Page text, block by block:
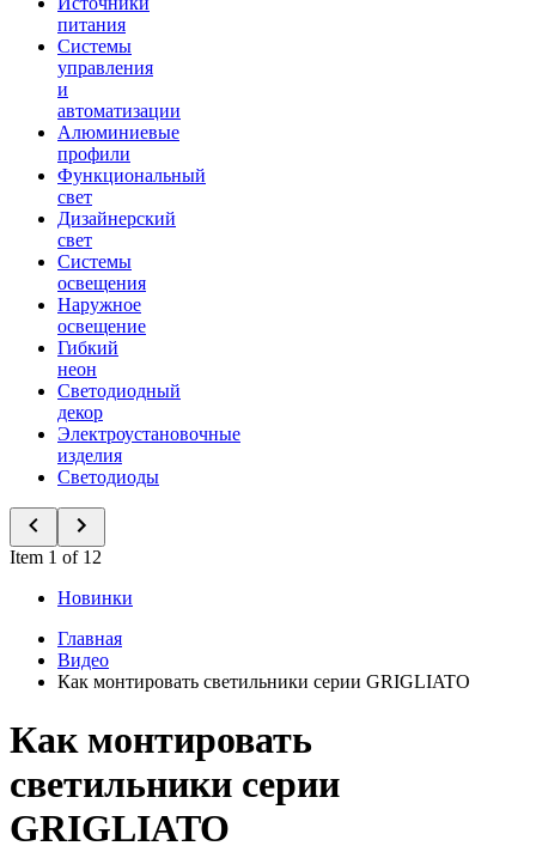
питания
Системы
управления
и
автоматизации
Алюминиевые
профили
Функциональный
свет
Дизайнерский
свет
Системы
освещения
Наружное
освещение
Гибкий
неон
Светодиодный
декор
Электроустановочные
изделия
Светодиоды
Item 1 of 12
Новинки
Главная
Видео
Как монтировать светильники серии GRIGLIATO
Как монтировать
светильники серии
GRIGLIATO